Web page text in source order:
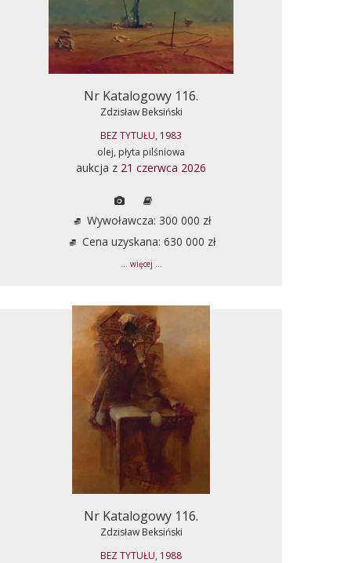
Nr Katalogowy 116.
Zdzisław Beksiński
BEZ TYTUŁU, 1983
olej, płyta pilśniowa
aukcja z 21 czerwca 2026
Wywoławcza: 300 000 zł
Cena uzyskana: 630 000 zł
... więcej ...
Nr Katalogowy 116.
Zdzisław Beksiński
BEZ TYTUŁU, 1988